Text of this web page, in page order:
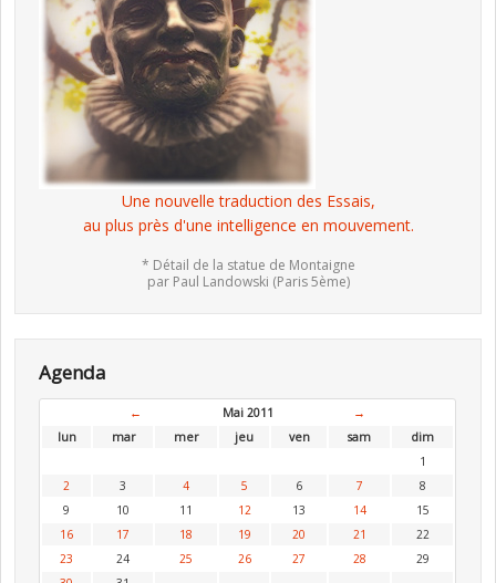
Une nouvelle traduction des Essais,
au plus près d'une intelligence en mouvement.
* Détail de la statue de Montaigne
par Paul Landowski (Paris 5ème)
Agenda
← Mai 2011
→
lun
mar mer jeu ven sam
dim
1
2
3 4 5 6 7
8
9
10 11 12 13 14
15
16
17 18 19 20 21
22
23
24 25 26 27 28
29